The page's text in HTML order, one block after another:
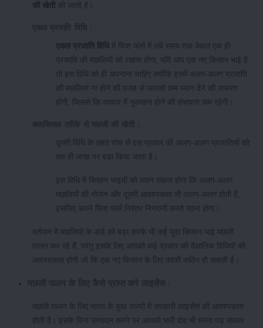
की खेती
की जाती है।
एकल प्रजाति विधिमें फिश फार्म में लंबे समय तक केवल एक ही
प्रजाति की मछलियों को रखना होगा, यदि आप एक नए किसान भाई है
तो इस विधि को ही अपनाना चाहिए क्योंकि इसमें अलग-अलग प्रजाति
की मछलियां ना होने की वजह से आपको कम ध्यान देने की जरूरत
होगी, जिससे कि व्यापार में नुकसान होने की संभावना कम रहेगी।
दूसरी विधि के तहत पांच से दस प्रकार की अलग-अलग प्रजातियों को
एक ही जगह पर बड़ा किया जाता है।
इस विधि में किसान भाइयों को ध्यान रखना होगा कि अलग-अलग
मछलियों की भोजन और दूसरी आवश्यकता भी अलग-अलग होती है,
इसलिए अपने फिश फार्म निरंतर निगरानी करते रहना होगा।
वर्तमान में मछलियों के अंडे को बड़ा करके भी कई युवा किसान भाई मछली
पालन कर रहे हैं, परंतु इसके लिए आपको कई प्रकार की वैज्ञानिक विधियों की
आवश्यकता होगी जो कि एक नए किसान के लिए काफी कठिन हो सकती है।
मछली पालन के लिए भारत के कुछ राज्यों में सरकारी लाइसेंस की आवश्यकता
होती है। इसके बिना उत्पादन करने पर आपको भारी दंड भी भरना पड़ सकता